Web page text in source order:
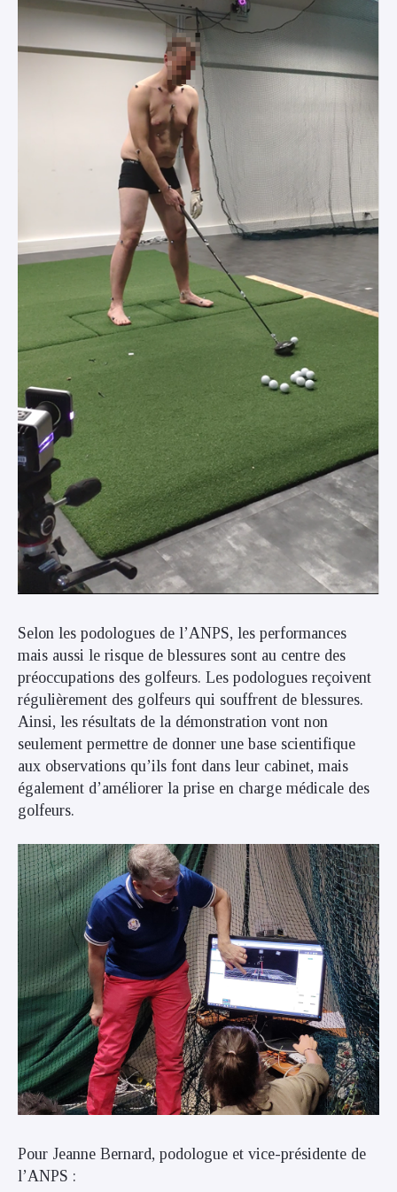
Selon les podologues de l’ANPS, les performances
mais aussi le risque de blessures sont au centre des
préoccupations des golfeurs. Les podologues reçoivent
régulièrement des golfeurs qui souffrent de blessures.
Ainsi, les résultats de la démonstration vont non
seulement permettre de donner une base scientifique
aux observations qu’ils font dans leur cabinet, mais
également d’améliorer la prise en charge médicale des
golfeurs.
Pour Jeanne Bernard, podologue et vice-présidente de
l’ANPS :